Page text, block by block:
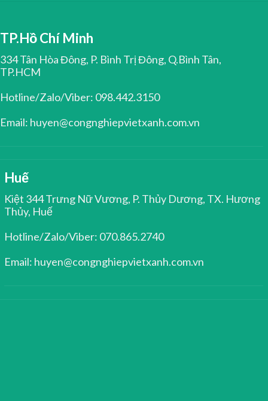
TP.Hồ Chí Minh
334 Tân Hòa Đông, P. Bình Trị Đông, Q.Bình Tân,
TP.HCM
Hotline/Zalo/Viber: 098.442.3150
Email: huyen@congnghiepvietxanh.com.vn
Huế
Kiệt 344 Trưng Nữ Vương, P. Thủy Dương, TX. Hương
Thủy, Huế
Hotline/Zalo/Viber: 070.865.2740
Email: huyen@congnghiepvietxanh.com.vn